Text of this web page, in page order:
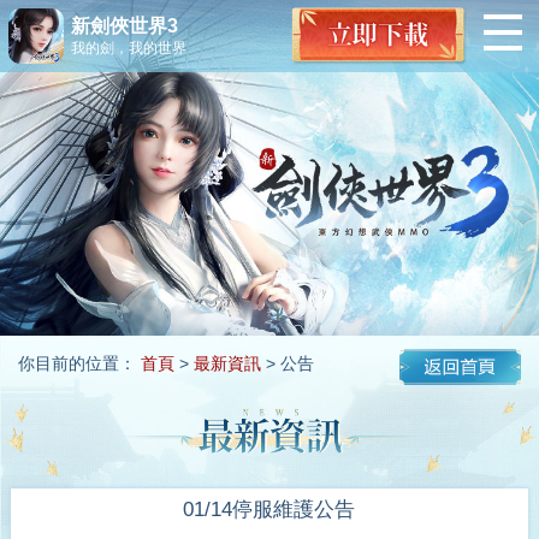
新劍俠世界3
我的劍，我的世界
你目前的位置： 首頁> 最新資訊> 公告
01/14停服維護公告